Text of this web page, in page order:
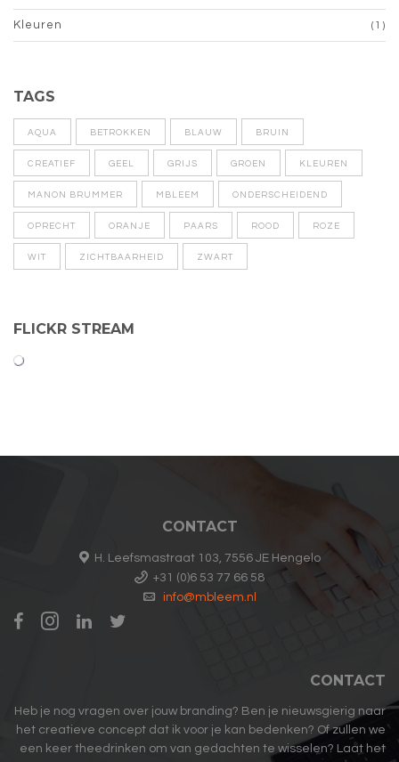
Kleuren (1)
TAGS
AQUA BETROKKEN BLAUW BRUIN
CREATIEF GEEL GRIJS GROEN KLEUREN
MANON BRUMMER MBLEEM ONDERSCHEIDEND
OPRECHT ORANJE PAARS ROOD ROZE
WIT ZICHTBAARHEID ZWART
FLICKR STREAM
CONTACT
H. Leefsmastraat 103, 7556 JE Hengelo
+31 (0)6 53 77 66 58
info@mbleem.nl
CONTACT
Heb je nog vragen over jouw branding? Ben je nieuwsgierig naar
het creatieve concept dat ik voor je kan bedenken? Of zullen we
een keer theedrinken om van gedachten te wisselen? Laat het